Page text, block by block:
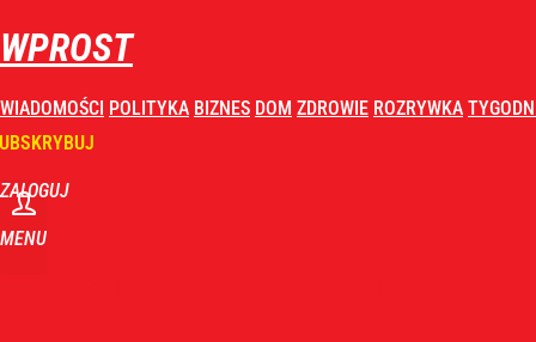
WPROST
WIADOMOŚCI POLITYKA BIZNES DOM ZDROWIE ROZRYWKA
ZALOGUJ
MENU